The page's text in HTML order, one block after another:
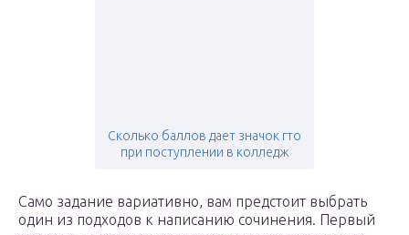
Сколько баллов дает значок гто
при поступлении в колледж
Само задание вариативно, вам предстоит выбрать
один из подходов к написанию сочинения. Первый